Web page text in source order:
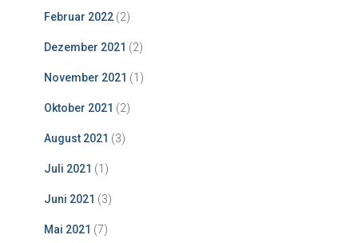
Februar 2022 (2)
Dezember 2021 (2)
November 2021 (1)
Oktober 2021 (2)
August 2021 (3)
Juli 2021 (1)
Juni 2021 (3)
Mai 2021 (7)